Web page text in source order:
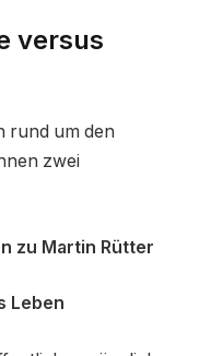
versus
rund um den
zwei
zu Martin Rütter
Leben